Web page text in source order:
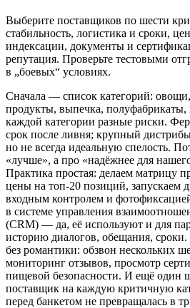
Выберите поставщиков по шести
стабильность, логистика и сроки,
индексации, документы и
репутация. Проверьте тестовыми
в „боевых“ условиях.
Сначала — список категорий:
продукты, выпечка,
каждой категории разные риски.
срок после ливня; крупный
но не всегда идеальную спелость.
«лучше», а про «надёжнее для
Практика простая: делаем матрицу
цены на топ-20 позиций, запускаем
входным контролем и
в системе управления
(CRM) — да, её используют и для
историю диалогов, обещания,
без романтики: обзвон нескольких
мониторинг отзывов, просмотр
пищевой безопасности. И ещё один
поставщик на каждую критичную
перед банкетом не превращалась в